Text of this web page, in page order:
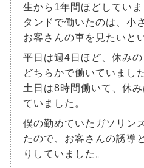
生から1年間ほどしてい
タンドで働いたのは、小
お客さんの車を見たいと
平日は週4日ほど、休み
どちらかで働いていまし
土日は8時間働いて、休
ていました。
僕の勤めていたガソリン
たので、お客さんの誘導
りしていました。